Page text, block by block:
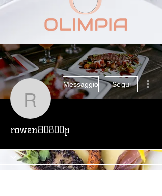
rowen80800p
Messaggio Segui
rowen80800p